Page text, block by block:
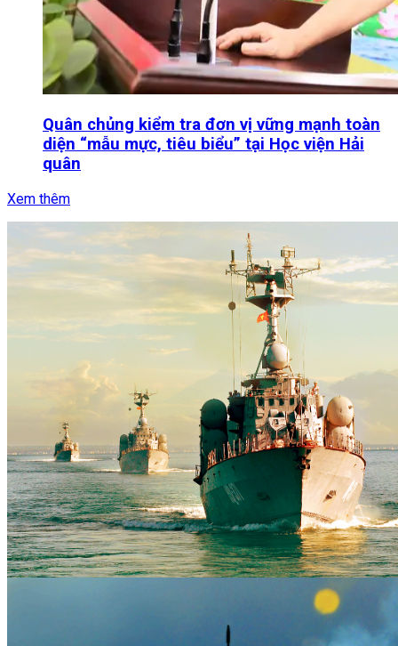
Quân chủng kiểm tra đơn vị vững mạnh toàn
diện “mẫu mực, tiêu biểu” tại Học viện Hải
quân
Xem thêm